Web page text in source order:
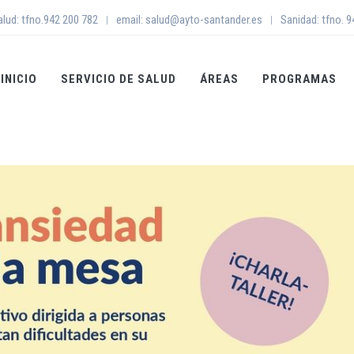
tfno.942 200 782 | email: salud@ayto-santander.es | Sanidad: tfno.
INICIO SERVICIO DE SALUD ÁREAS PROGRAMAS